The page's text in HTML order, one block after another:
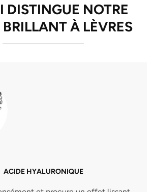
DISTINGUE NOTRE
À LÈVRES
ACIDE HYALURONIQUE